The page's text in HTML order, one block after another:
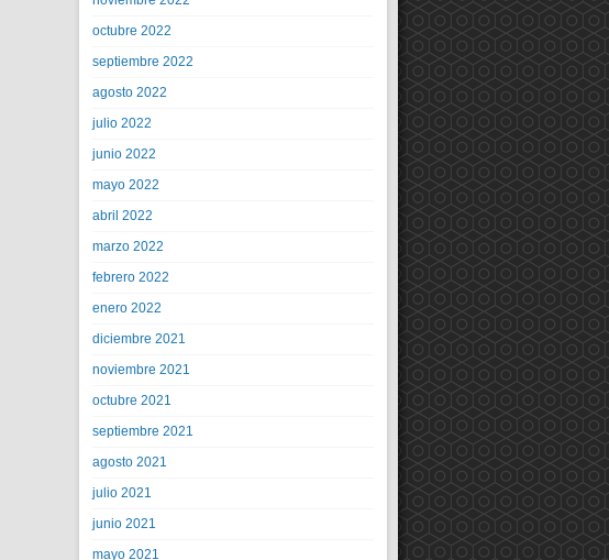
octubre 2022
septiembre 2022
agosto 2022
julio 2022
junio 2022
mayo 2022
abril 2022
marzo 2022
febrero 2022
enero 2022
diciembre 2021
noviembre 2021
octubre 2021
septiembre 2021
agosto 2021
julio 2021
junio 2021
mayo 2021